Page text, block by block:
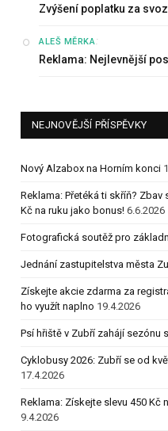
Zvýšení poplatku za
ALEŠ MĚRKA:
Reklama: Nejlevnější
NEJNOVĚJŠÍ PŘÍSPĚVKY
Nový Alzabox na Horním konci
Reklama: Přetéká ti skříň?
Kč na ruku jako bonus! 6.6.2026
Fotografická soutěž pro
Jednání zastupitelstva města
Získejte akcie zdarma za
ho využít naplno 19.4.2026
Psí hřiště v Zubří zahájí sezónu
Cyklobusy 2026: Zubří se od
17.4.2026
Reklama: Získejte slevu 450 Kč
9.4.2026